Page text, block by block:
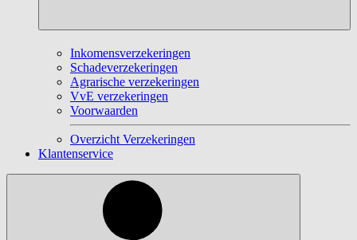
Inkomensverzekeringen
Schadeverzekeringen
Agrarische verzekeringen
VvE verzekeringen
Voorwaarden
Overzicht Verzekeringen
Klantenservice